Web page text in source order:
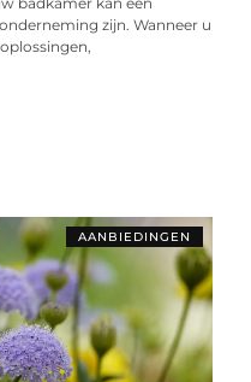
zijn. Wanneer u
AANBIEDINGEN